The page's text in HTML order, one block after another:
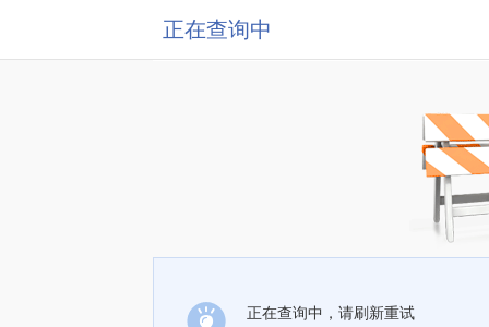
正在查询中
正在查询中，请刷新重试